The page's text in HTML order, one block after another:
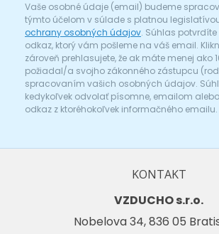
Vaše osobné údaje (email) budeme
týmto účelom v súlade s platnou
ochrany osobných údajov. Súhlas
odkaz, ktorý vám pošleme na váš email.
zároveň prehlasujete, že ak máte menej ako
požiadal/a svojho zákonného zástupcu
spracovaním vašich osobných údajov.
kedykoľvek odvolať písomne, emailom
odkaz z ktoréhokoľvek informačného emailu.
KONTAKT
VZDUCHO s.r.o.
Nobelova 34, 836 05